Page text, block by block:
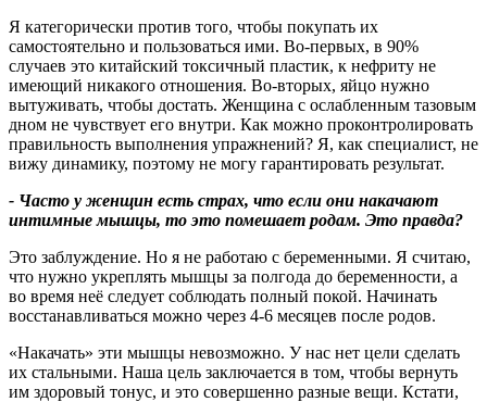
Я категорически против того, чтобы покупать их
самостоятельно и пользоваться ими. Во‑первых, в 90%
случаев это китайский токсичный пластик, к нефриту не
имеющий никакого отношения. Во‑вторых, яйцо нужно
вытуживать, чтобы достать. Женщина с ослабленным тазовым
дном не чувствует его внутри. Как можно проконтролировать
правильность выполнения упражнений? Я, как специалист, не
вижу динамику, поэтому не могу гарантировать результат.
- Часто у женщин есть страх, что если они накачают
интимные мышцы, то это помешает родам. Это правда?
Это заблуждение. Но я не работаю с беременными. Я считаю,
что нужно укреплять мышцы за полгода до беременности, а
во время неё следует соблюдать полный покой. Начинать
восстанавливаться можно через 4-6 месяцев после родов.
«Накачать» эти мышцы невозможно. У нас нет цели сделать
их стальными. Наша цель заключается в том, чтобы вернуть
им здоровый тонус, и это совершенно разные вещи. Кстати,